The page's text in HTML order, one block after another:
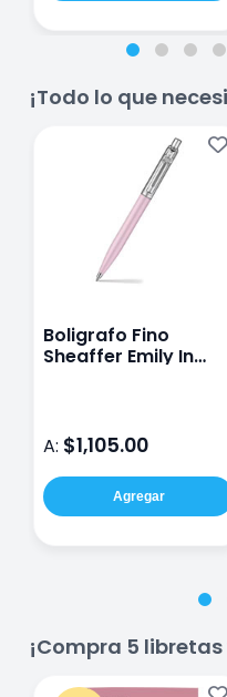
¡Todo lo que
Boligrafo Fino
Sheaffer Emily In
A: $1,105.00
Agregar
¡Compra 5 libretas